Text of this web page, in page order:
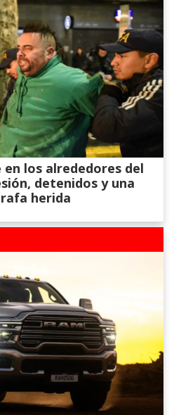
en los alrededores del
detenidos y una
herida